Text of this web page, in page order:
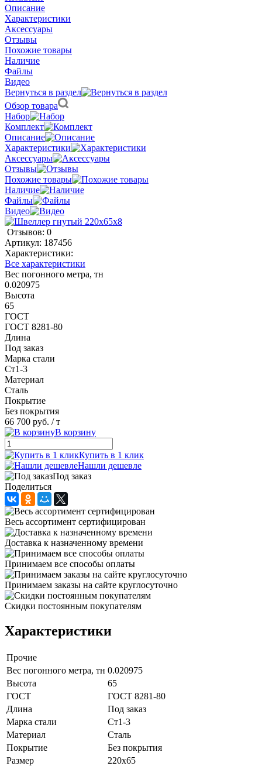
Описание
Характеристики
Аксессуары
Отзывы
Похожие товары
Наличие
Файлы
Видео
Вернуться в раздел
Обзор товара
Набор
Комплект
Описание
Характеристики
Аксессуары
Отзывы
Похожие товары
Наличие
Файлы
Видео
Отзывов: 0
Артикул: 187456
Характеристики:
Все характеристики
Вес погонного метра, тн
0.020975
Высота
65
ГОСТ
ГОСТ 8281-80
Длина
Под заказ
Марка стали
Ст1-3
Материал
Сталь
Покрытие
Без покрытия
66 700 руб. / т
В корзину
Купить в 1 клик
Нашли дешевле
Под заказ
Поделиться
Весь ассортимент сертифицирован
Доставка к назначенному времени
Принимаем все способы оплаты
Принимаем заказы на сайте круглосуточно
Скидки постоянным покупателям
Характеристики
Прочие
Вес погонного метра, тн 0.020975
Высота
65
ГОСТ
ГОСТ 8281-80
Длина
Под заказ
Марка стали
Ст1-3
Материал
Сталь
Покрытие
Без покрытия
Размер
220х65